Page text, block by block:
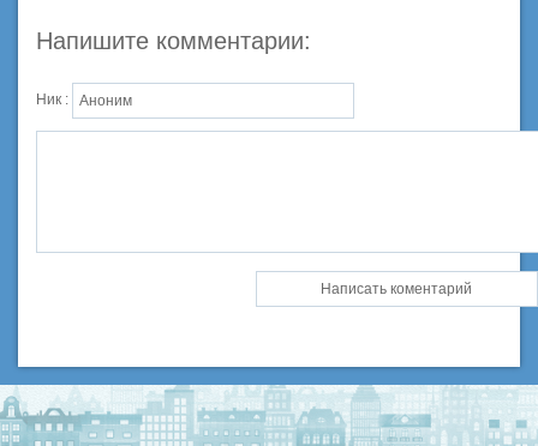
Напишите комментарии:
Ник :